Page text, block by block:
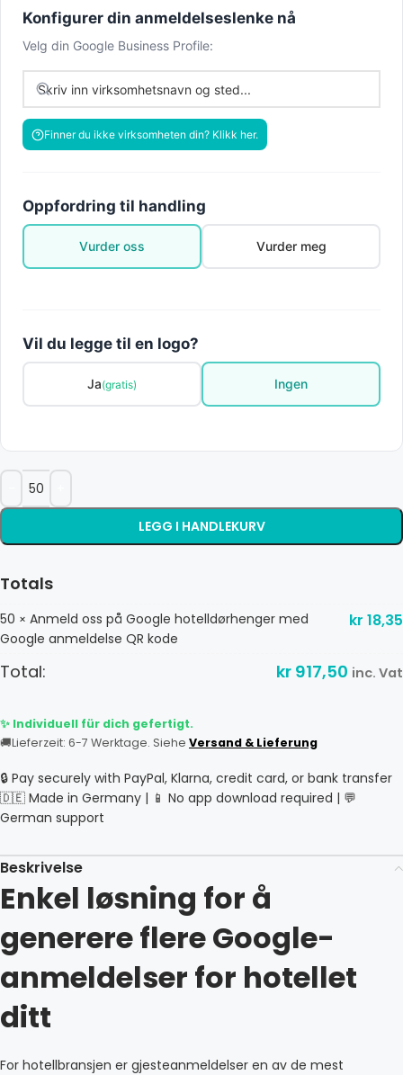
Konfigurer din anmeldelseslenke nå
Velg din Google Business Profile:
Finner du ikke virksomheten din? Klikk her.
Oppfordring til handling
Vurder oss Vurder meg
Vil du legge til en logo?
Ja(gratis) Ingen
LEGG I HANDLEKURV
Totals
50 × Anmeld oss ​​på Google hotelldørhenger med
Google anmeldelse QR kode
kr 18,35
Total: kr 917,50 inc. Vat
✨ Individuell für dich gefertigt.
🚚Lieferzeit: 6-7 Werktage. Siehe Versand & Lieferung
🔒 Pay securely with PayPal, Klarna, credit card, or bank transfer
🇩🇪 Made in Germany | 📱 No app download required | 💬
German support
Beskrivelse
Enkel løsning for å
generere flere Google-
anmeldelser for hotellet
ditt
For hotellbransjen er gjesteanmeldelser en av de mest